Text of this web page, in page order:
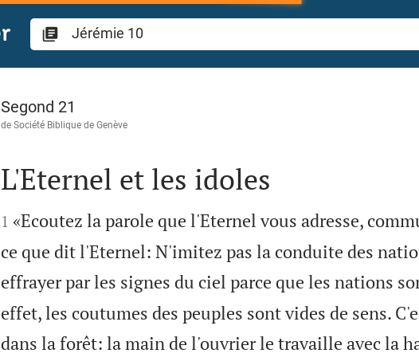
Jérémie 10
Segond 21
de Société Biblique de Genève

L'Eternel et les idoles

1 «Ecoutez la parole que l'Eternel vous adresse,
ce que dit l'Eternel: N'imitez pas la conduite des
effrayer par les signes du ciel parce que les nations
effet, les coutumes des peuples sont vides de sens.
dans la forêt: la main de l'ouvrier le travaille avec la